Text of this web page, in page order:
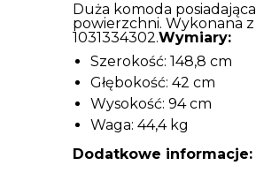
Duża komoda
powierzchni. Wykonana
1031334302.Wymiary:
Szerokość: 148,8 cm
Głębokość: 42 cm
Wysokość: 94 cm
Waga: 44,4 kg
Dodatkowe informacje: